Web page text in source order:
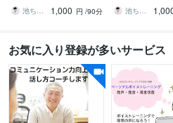
大会1位の奥義
池ちゃん先生｜話し方×自分発見コーチ｜
1,000 円 /90分
会話・スピーチ
池ちゃん先生｜話し方×自分発見コーチ｜
お気に入り登録が多いサービス